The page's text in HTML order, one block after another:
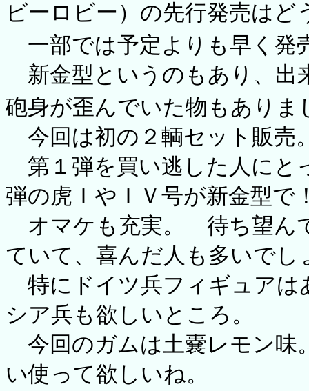
ビーロビー）の先行発売は
一部では予定よりも早く発
新金型というのもあり、
砲身が歪んでいた物もありま
今回は初の２輌セット販売
第１弾を買い逃した人に
弾の虎ＩやＩＶ号が新金型で
オマケも充実。 待ち望ん
ていて、喜んだ人も多いでし
特にドイツ兵フィギュア
シア兵も欲しいところ。
今回のガムは土嚢レモン
い使って欲しいね。